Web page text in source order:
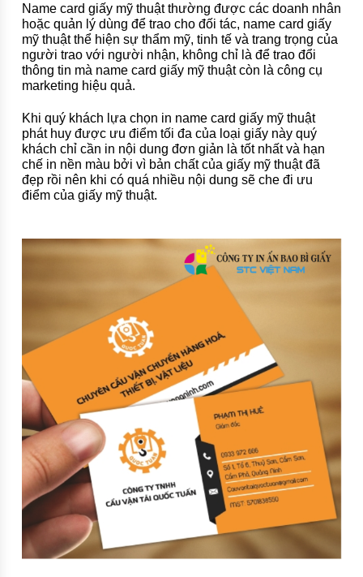
Name card giấy mỹ thuật thường được các doanh nhân
hoặc quản lý dùng để trao cho đối tác, name card giấy
mỹ thuật thể hiện sự thẩm mỹ, tinh tế và trang trọng của
người trao với người nhận, không chỉ là để trao đổi
thông tin mà name card giấy mỹ thuật còn là công cụ
marketing hiệu quả.
Khi quý khách lựa chọn in name card giấy mỹ thuật
phát huy được ưu điểm tối đa của loại giấy này quý
khách chỉ cần in nội dung đơn giản là tốt nhất và hạn
chế in nền màu bởi vì bản chất của giấy mỹ thuật đã
đẹp rồi nên khi có quá nhiều nội dung sẽ che đi ưu
điểm của giấy mỹ thuật.